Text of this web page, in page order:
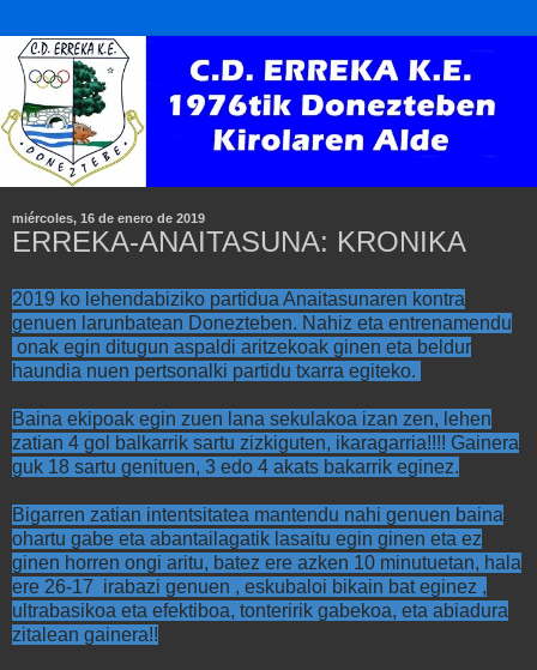
miércoles, 16 de enero de 2019
ERREKA-ANAITASUNA: KRONIKA
2019 ko lehendabiziko partidua Anaitasunaren kontra
genuen larunbatean Donezteben. Nahiz eta entrenamendu
onak egin ditugun aspaldi aritzekoak ginen eta beldur
haundia nuen pertsonalki partidu txarra egiteko.
Baina ekipoak egin zuen lana sekulakoa izan zen, lehen
zatian 4 gol balkarrik sartu zizkiguten, ikaragarria!!!! Gainera
guk 18 sartu genituen, 3 edo 4 akats bakarrik eginez.
Bigarren zatian intentsitatea mantendu nahi genuen baina
ohartu gabe eta abantailagatik lasaitu egin ginen eta ez
ginen horren ongi aritu, batez ere azken 10 minutuetan, hala
ere 26-17 irabazi genuen , eskubaloi bikain bat eginez ,
ultrabasikoa eta efektiboa, tonteririk gabekoa, eta abiadura
zitalean gainera!!